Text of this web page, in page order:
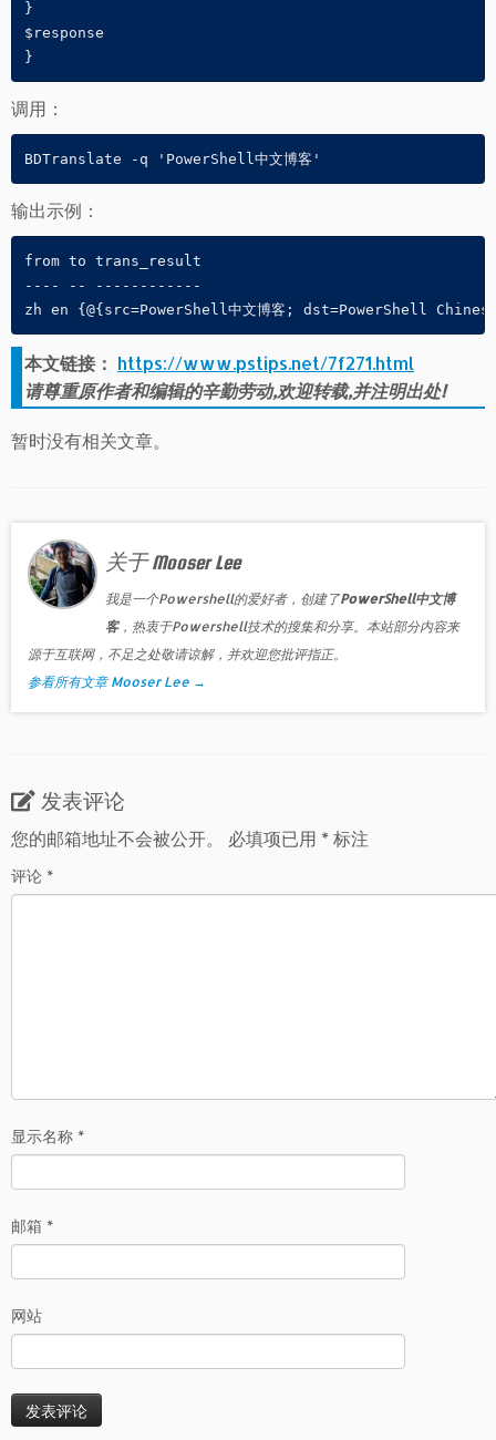
}
$response
}
调用：
BDTranslate -q 'PowerShell中文博客'
输出示例：
from to trans_result
---- -- ------------
zh en {@{src=PowerShell中文博客; dst=PowerShell
本文链接： https://www.pstips.net/7f271.html
请尊重原作者和编辑的辛勤劳动,欢迎转载,并注明出处!
暂时没有相关文章。
关于 Mooser Lee
我是一个Powershell的爱好者，创建了PowerShell中文博
客，热衷于Powershell技术的搜集和分享。本站部分内容来
源于互联网，不足之处敬请谅解，并欢迎您批评指正。
参看所有文章 Mooser Lee →
发表评论
您的邮箱地址不会被公开。
必填项已用 *标注
评论 *
显示名称 *
邮箱 *
网站